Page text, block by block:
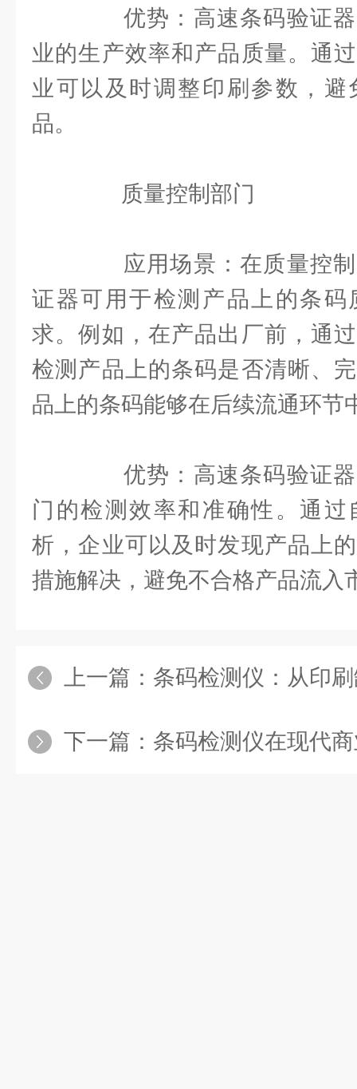
优势：高速条码验证器
业的生产效率和产品质量。通
业可以及时调整印刷参数，
品。
质量控制部门
应用场景：在质量控制
证器可用于检测产品上的条码
求。例如，在产品出厂前，通
检测产品上的条码是否清晰、
品上的条码能够在后续流通环节
优势：高速条码验证器
门的检测效率和准确性。通
析，企业可以及时发现产品上
措施解决，避免不合格产品流入
上一篇： 条码检测仪：从印刷缺陷到可
下一篇： 条码检测仪在现代商业中的重要